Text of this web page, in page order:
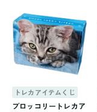
トレカアイテムくじ
ブロッコリートレカア